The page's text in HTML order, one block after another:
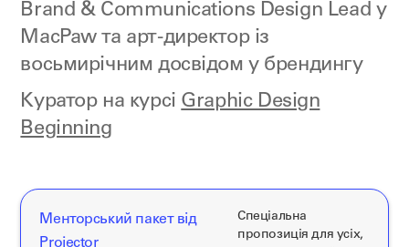
Brand & Communications Design Lead у
MacPaw та арт-директор із
восьмирічним досвідом у брендингу
Куратор на курсі Graphic Design
Beginning
Менторський пакет від
Projector
Спеціальна
пропозиція для усіх,